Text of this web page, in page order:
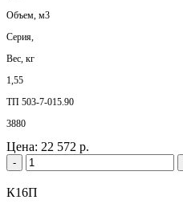
Объем, м3
Серия,
Вес, кг
1,55
ТП 503-7-015.90
3880
Цена: 22 572 р.
-
К16П